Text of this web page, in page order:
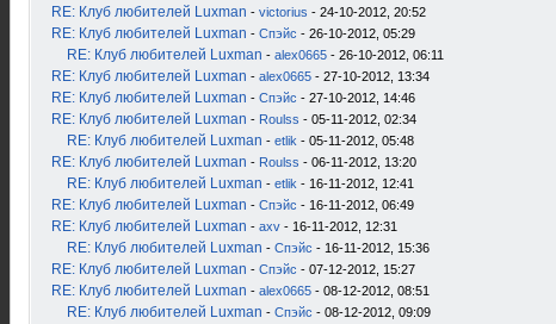
RE: Клуб любителей Luxman - victorius - 24-10-2012, 20:52
RE: Клуб любителей Luxman - Спэйс - 26-10-2012, 05:29
RE: Клуб любителей Luxman - alex0665 - 26-10-2012, 06:11
RE: Клуб любителей Luxman - alex0665 - 27-10-2012, 13:34
RE: Клуб любителей Luxman - Спэйс - 27-10-2012, 14:46
RE: Клуб любителей Luxman - Roulss - 05-11-2012, 02:34
RE: Клуб любителей Luxman - etlik - 05-11-2012, 05:48
RE: Клуб любителей Luxman - Roulss - 06-11-2012, 13:20
RE: Клуб любителей Luxman - etlik - 16-11-2012, 12:41
RE: Клуб любителей Luxman - Спэйс - 16-11-2012, 06:49
RE: Клуб любителей Luxman - axv - 16-11-2012, 12:31
RE: Клуб любителей Luxman - Спэйс - 16-11-2012, 15:36
RE: Клуб любителей Luxman - Спэйс - 07-12-2012, 15:27
RE: Клуб любителей Luxman - alex0665 - 08-12-2012, 08:51
RE: Клуб любителей Luxman - Спэйс - 08-12-2012, 09:09